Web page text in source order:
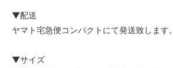
▼配送
ヤマト宅急便コンパクトにて発送致します。
▼サイズ